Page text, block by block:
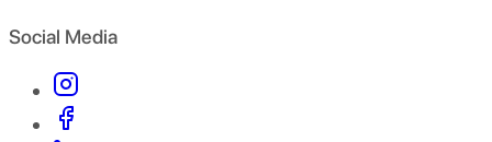
Social Media